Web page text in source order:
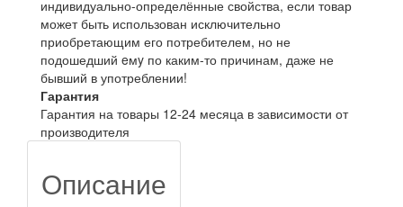
индивидуально-определённые свойства, если товар
может быть использован исключительно
приобретающим его потребителем, но не
подошедший eмy по каким-то причинам, даже не
бывший в употреблении!
Гарантия
Гарантия на товары 12-24 месяца в зависимости от
производителя
Описание